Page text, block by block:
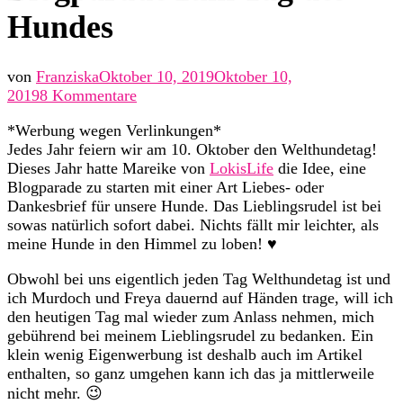
Hundes
von FranziskaOktober 10, 2019Oktober 10,
20198 Kommentarezu
zum
Tag
des
Hundes
*Werbung wegen Verlinkungen*
Jedes Jahr feiern wir am 10. Oktober den Welthundetag!
Dieses Jahr hatte Mareike von LokisLife die Idee, eine
Blogparade zu starten mit einer Art Liebes- oder
Dankesbrief für unsere Hunde. Das Lieblingsrudel ist bei
sowas natürlich sofort dabei. Nichts fällt mir leichter, als
meine Hunde in den Himmel zu loben! ♥
Obwohl bei uns eigentlich jeden Tag Welthundetag ist und
ich Murdoch und Freya dauernd auf Händen trage, will ich
den heutigen Tag mal wieder zum Anlass nehmen, mich
gebührend bei meinem Lieblingsrudel zu bedanken. Ein
klein wenig Eigenwerbung ist deshalb auch im Artikel
enthalten, so ganz umgehen kann ich das ja mittlerweile
nicht mehr. 😉